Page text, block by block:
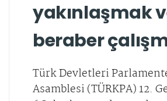
yakınlaşmak
beraber
Türk Devletleri
Asamblesi (TÜRKPA) 12.